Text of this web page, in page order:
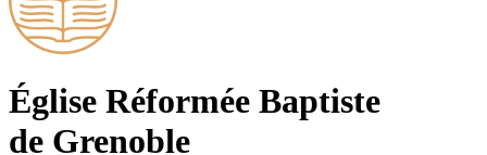
Église Ré­for­mée Bap­tiste
de Grenoble